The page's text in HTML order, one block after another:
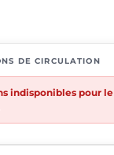
DE CIRCULATION
indisponibles pour le